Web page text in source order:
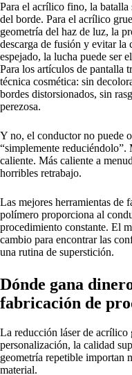
Para el acrílico fino, la
del borde. Para el acrílico
geometría del haz de luz, la
descarga de fusión y evitar la
espejado, la lucha puede ser
Para los artículos de pantalla
técnica cosmética: sin
bordes distorsionados, sin
perezosa.
Y no, el conductor no puede
“simplemente reduciéndolo”.
caliente. Más caliente a
horribles retrabajo.
Las mejores herramientas de
polímero proporciona al
procedimiento constante. El
cambio para encontrar las
una rutina de superstición.
Dónde gana
fabricación de
La reducción láser de acrílico
personalización, la calidad
geometría repetible importan
material.